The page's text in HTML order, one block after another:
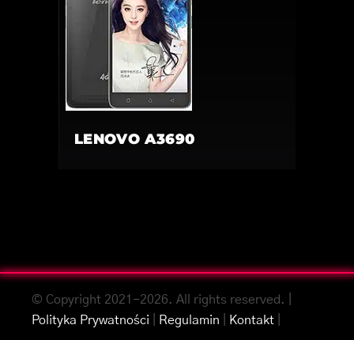
LENOVO A3690
© Copyright 2021-2026. All rights reserved. |
Polityka Prywatności
Regulamin Kontakt